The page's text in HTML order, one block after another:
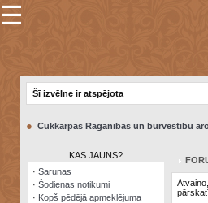
×
Šodienas
notikumi
☰
Šī izvēlne ir atspējota
● Cūkkārpas Raganības un burvestību
KAS JAUNS?
· Sarunas
· Šodienas notikumi
· Kopš pēdējā apmeklējuma